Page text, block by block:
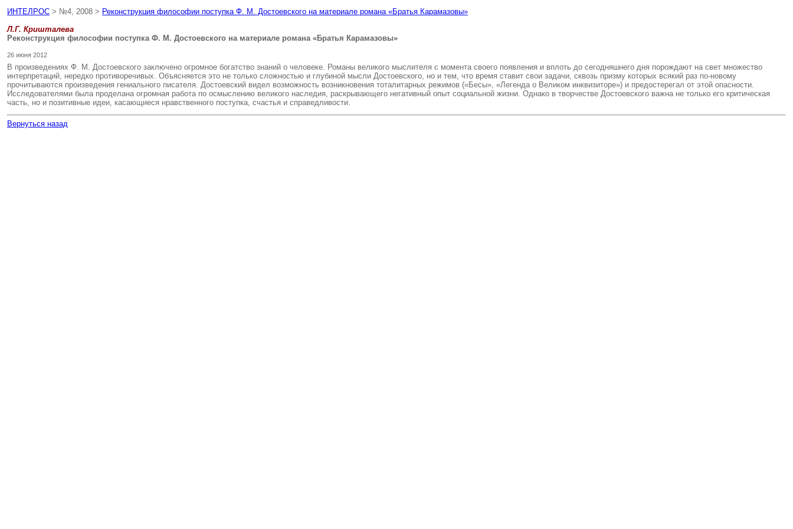
ИНТЕЛРОС > №4, 2008 > Реконструкция философии поступка Ф. М. Достоевского на материале романа «Братья Карамазовы»
Л.Г. Кришталева
Реконструкция философии поступка Ф. М. Достоевского на материале романа «Братья Карамазовы»
26 июня 2012
В произведениях Ф. М. Достоевского заключено огромное богатство знаний о человеке. Романы великого мыслителя с момента своего появления и вплоть до сегодняшнего дня порождают на свет множество
интерпретаций, нередко противоречивых. Объясняется это не только сложностью и глубиной мысли Достоевского, но и тем, что время ставит свои задачи, сквозь призму которых всякий раз по-новому
прочитываются произведения гениального писателя. Достоевский видел возможность возникновения тоталитарных режимов («Бесы», «Легенда о Великом инквизиторе») и предостерегал от этой опасности.
Исследователями была проделана огромная работа по осмыслению великого наследия, раскрывающего негативный опыт социальной жизни. Однако в творчестве Достоевского важна не только его критическая
часть, но и позитивные идеи, касающиеся нравственного поступка, счастья и справедливости.
Вернуться назад